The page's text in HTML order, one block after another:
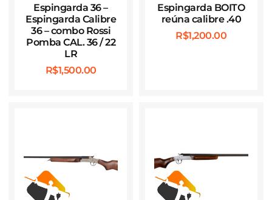
Espingarda 36 –
Espingarda Calibre
36 – combo Rossi
Pomba CAL. 36 / 22
LR
R$1,500.00
Espingarda BOITO
reúna calibre .40
R$1,200.00